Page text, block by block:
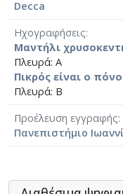
Decca
Ηχογραφήσεις
Μαντήλι
Πλευρά: Α
Πικρός είναι ο
Πλευρά: Β
Προέλευση εγγραφής
Πανεπιστήμιο